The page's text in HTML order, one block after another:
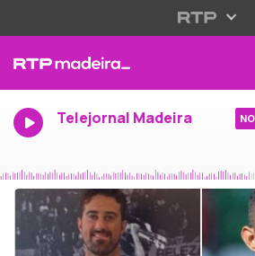
Telejornal Madeira